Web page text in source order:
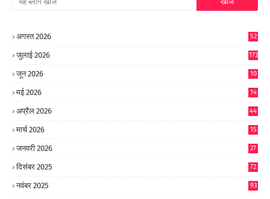
अगस्त 2026 52
जुलाई 2026 173
जून 2026
10
मई 2026
14
अप्रैल 2026 44
मार्च 2026 15
जनवरी 2026 27
दिसंबर 2025 72
नवंबर 2025 93